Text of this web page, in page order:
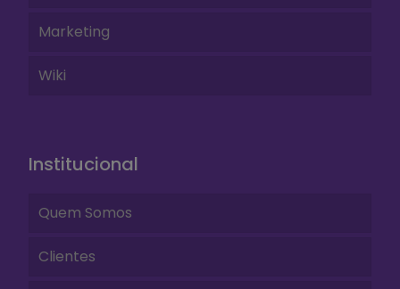
Marketing
Wiki
Institucional
Quem Somos
Clientes